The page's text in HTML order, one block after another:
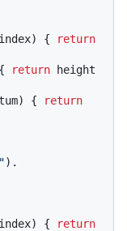
) {
return
return height
) {
return
).
) {
return